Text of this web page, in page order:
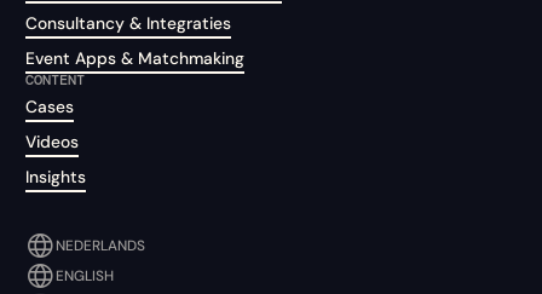
Consultancy & Integraties
Event Apps & Matchmaking
CONTENT
Cases
Videos
Insights
NEDERLANDS
ENGLISH